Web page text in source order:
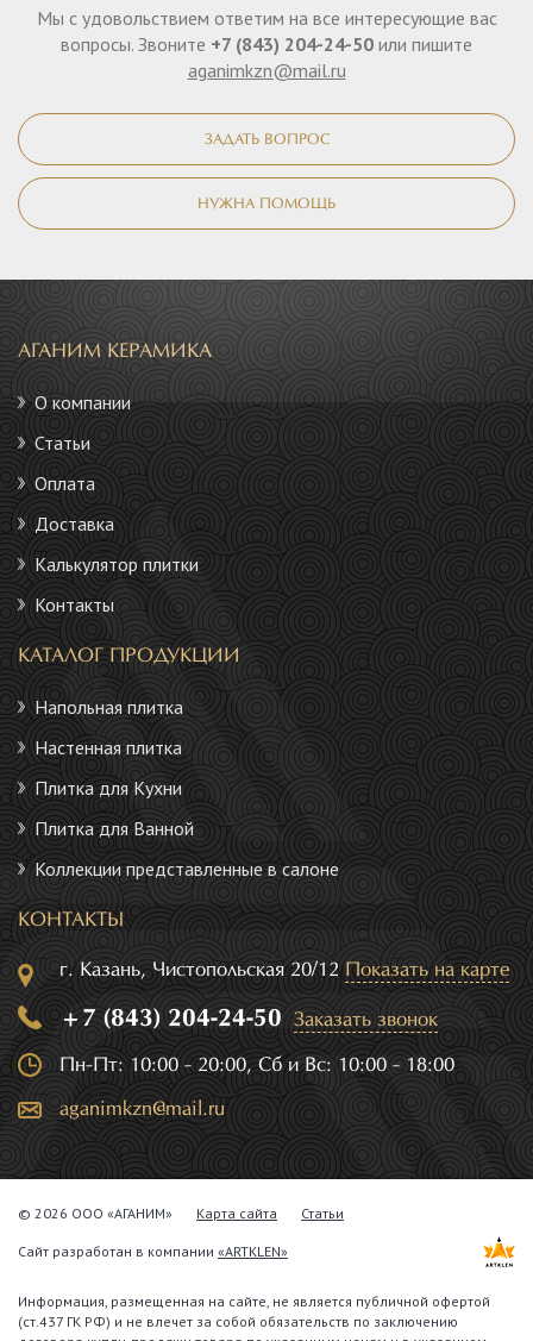
Мы с удовольствием ответим на все интересующие вас
вопросы. Звоните +7 (843) 204-24-50 или пишите
aganimkzn@mail.ru
ЗАДАТЬ ВОПРОС
НУЖНА ПОМОЩЬ
АГАНИМ КЕРАМИКА
О компании
Статьи
Оплата
Доставка
Калькулятор плитки
Контакты
КАТАЛОГ ПРОДУКЦИИ
Напольная плитка
Настенная плитка
Плитка для Кухни
Плитка для Ванной
Коллекции представленные в салоне
КОНТАКТЫ
г. Казань, Чистопольская 20/12 Показать на карте
+7 (843) 204-24-50 Заказать звонок
Пн-Пт: 10:00 - 20:00, Сб и Вс: 10:00 - 18:00
aganimkzn@mail.ru
© 2026 ООО «АГАНИМ» Карта сайта Статьи
Сайт разработан в компании «ARTKLEN»
Информация, размещенная на сайте, не является публичной офертой
(ст.437 ГК РФ) и не влечет за собой обязательств по заключению